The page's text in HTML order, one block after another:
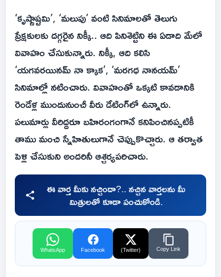
‘కృష్ణాష్టమి’, ‘మలుపు’ వంటి సినిమాలతో తెలుగు
ప్రేక్షకులకు దగ్గరైన నిక్కీ.. ఆది పినిశెట్టిని ఈ ఏడాది మేలో
వివాహం చేసుకున్నారు. నిక్కీ, ఆది కలిసి
‘యగవరయినమ్ నా క్కాక’, ‘మరగధ నానయమ్’
సినిమాల్లో నటించారు. వివాహంతో ఒక్కటి కావడానికి
రెండేళ్ల ముందునుంచీ వీరు డేటింగ్‌లో ఉన్నారు.
పలుమార్లు వీరిద్దరూ బహిరంగంగానే కనిపించినప్పటికీ
తాము మంచి స్నేహితులుగానే చెప్పుకొచ్చారు. ఆ తర్వాత
పెళ్లి చేసుకుని అందరినీ ఆశ్చర్యపరిచారు.
ఈ వార్త మీకు నచ్చిందా?.. నచ్చిన వార్తలను మీ
మిత్రులతో కూడా పంచుకోండి.
WhatsApp Facebook (Twitter) Copy Link